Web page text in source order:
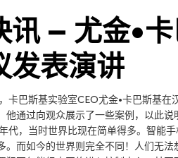
讯 – 尤金•
发表演讲
卡巴斯基实验室CEO尤金•卡巴斯基
他通过向观众展示了一些案例，以此
代，当时世界比现在简单得多。智能
。而如今的世界则完全不同！人们无